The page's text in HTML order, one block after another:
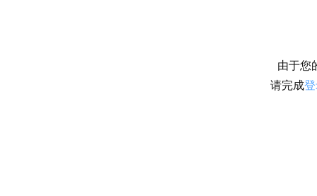
由于您
请完成